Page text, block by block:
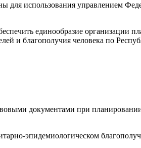
использования управлением
единообразие организации
и благополучия человека по
документами при
эпидемиологическом